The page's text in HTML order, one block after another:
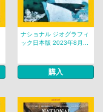
ナショナル ジオグラフィ
ック日本版 2023年8月...
購入